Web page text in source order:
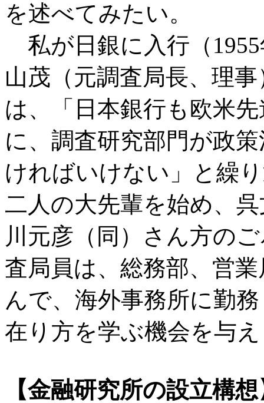
を述べてみたい。
私が日銀に入行（
山茂（元調査局長、理
は、「日本銀行も欧米
に、調査研究部門が政
ければいけない」と繰
二人の大先輩を始め、
川元彦（同）さん方の
査局員は、総務部、営
んで、海外事務所に勤
在り方を学ぶ機会を与
【金融研究所の設立構